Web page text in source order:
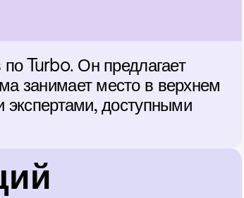
Turbo. Он предлагает
занимает место в верхнем
доступными